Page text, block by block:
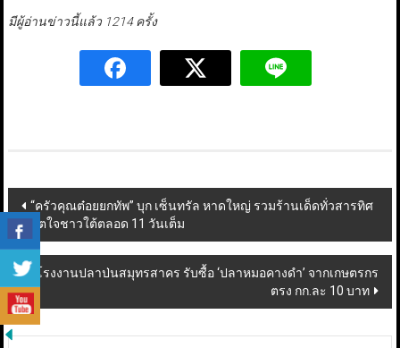
มีผู้อ่านข่าวนี้แล้ว 1214 ครั้ง
Post
navigation
“ครัวคุณต๋อยยกทัพ” บุก เซ็นทรัล หาดใหญ่ รวมร้านเด็ดทั่วสารทิศ
พิชิตใจชาวใต้ตลอด 11 วันเต็ม
โรงงานปลาป่นสมุทรสาคร รับซื้อ ‘ปลาหมอคางดำ’ จากเกษตรกร
ตรง กก.ละ 10 บาท